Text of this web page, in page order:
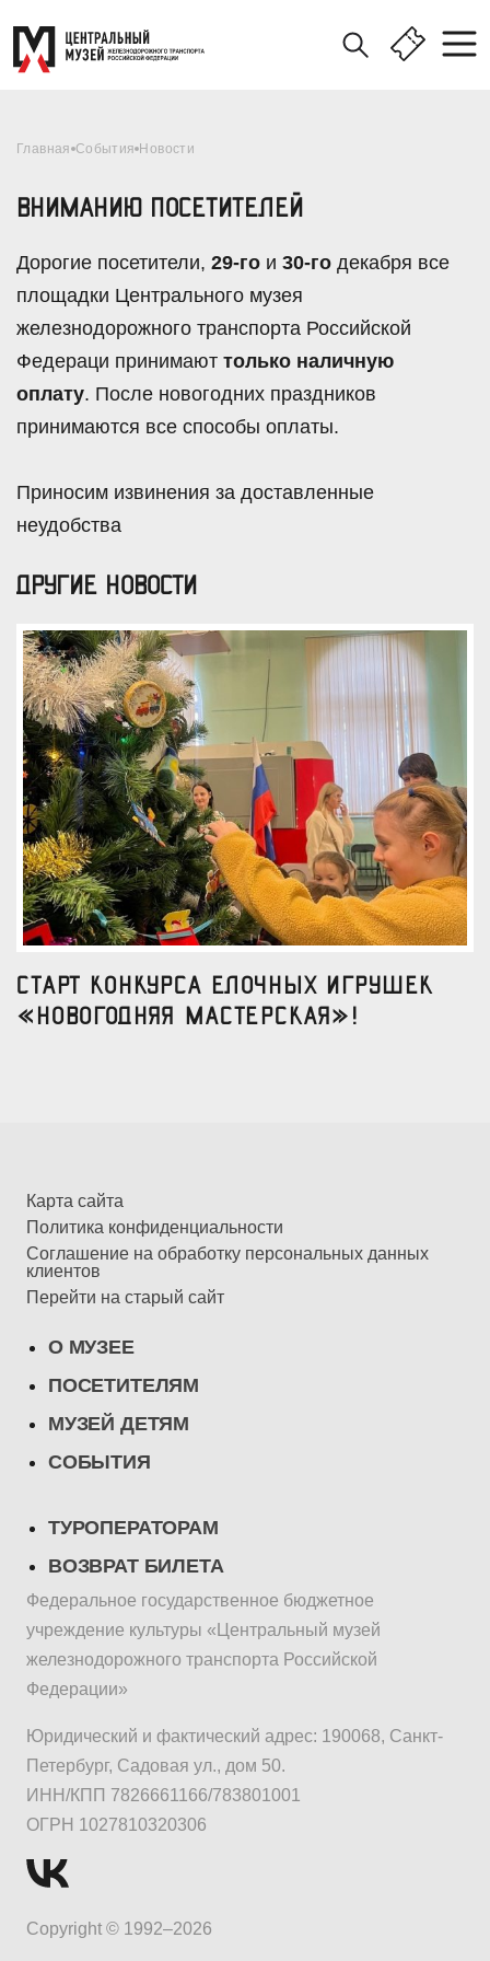
Главная События Новости
ВНИМАНИЮ ПОСЕТИТЕЛЕЙ
Дорогие посетители, 29-го и 30-го декабря все
площадки Центрального музея
железнодорожного транспорта Российской
Федераци принимают только наличную
оплату. После новогодних праздников
принимаются все способы оплаты.
Приносим извинения за доставленные
неудобства
ДРУГИЕ НОВОСТИ
Старт конкурса елочных игрушек
«Новогодняя мастерская»!
Карта сайта
Политика конфиденциальности
Соглашение на обработку персональных данных
клиентов
Перейти на старый сайт
О МУЗЕЕ
ПОСЕТИТЕЛЯМ
МУЗЕЙ ДЕТЯМ
СОБЫТИЯ
ТУРОПЕРАТОРАМ
ВОЗВРАТ БИЛЕТА
Федеральное государственное бюджетное
учреждение культуры «Центральный музей
железнодорожного транспорта Российской
Федерации»
Юридический и фактический адрес: 190068, Санкт-
Петербург, Садовая ул., дом 50.
ИНН/КПП 7826661166/783801001
ОГРН 1027810320306
Copyright © 1992–2026